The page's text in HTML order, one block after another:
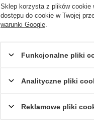
Sklep korzysta z plików cookie
dostępu do cookie w Twojej
warunki Google
Funkcjonalne pliki
Analityczne pliki
Reklamowe pliki